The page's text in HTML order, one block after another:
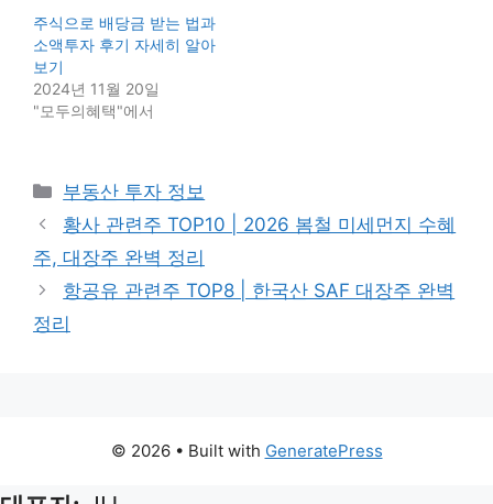
주식으로 배당금 받는 법과
소액투자 후기 자세히 알아
보기
2024년 11월 20일
"모두의혜택"에서
Categories
부동산 투자 정보
황사 관련주 TOP10 | 2026 봄철 미세먼지 수혜
주, 대장주 완벽 정리
항공유 관련주 TOP8 | 한국산 SAF 대장주 완벽
정리
© 2026 • Built with GeneratePress